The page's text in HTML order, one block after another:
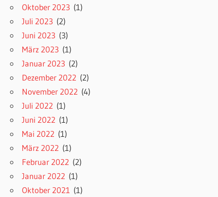
Oktober 2023 (1)
Juli 2023 (2)
Juni 2023 (3)
März 2023 (1)
Januar 2023 (2)
Dezember 2022 (2)
November 2022 (4)
Juli 2022 (1)
Juni 2022 (1)
Mai 2022 (1)
März 2022 (1)
Februar 2022 (2)
Januar 2022 (1)
Oktober 2021 (1)